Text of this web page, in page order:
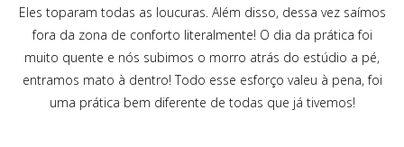
Eles toparam todas as loucuras. Além disso, dessa vez saímos
fora da zona de conforto literalmente! O dia da prática foi
muito quente e nós subimos o morro atrás do estúdio a pé,
entramos mato à dentro! Todo esse esforço valeu à pena, foi
uma prática bem diferente de todas que já tivemos!